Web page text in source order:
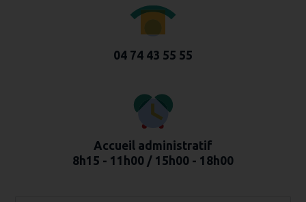
04 74 43 55 55
Accueil administratif
8h15 - 11h00 / 15h00 - 18h00